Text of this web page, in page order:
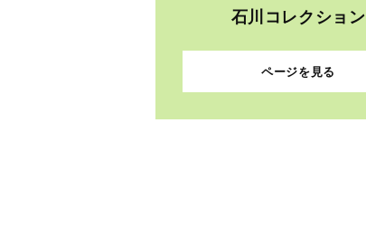
石川コレクション
ページを見る